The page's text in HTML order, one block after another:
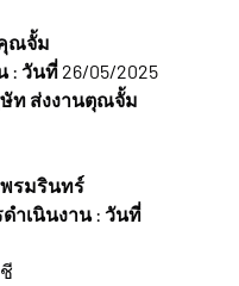
ณจั้ม
: วันที่ 26/05/2025
ท ส่งงานตุณจั้ม
รมรินทร์
ำเนินงาน : วันที่